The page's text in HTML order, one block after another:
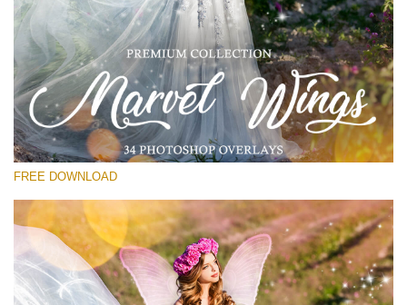
Please select
Free PNG Overlay #12
Small 800*533px
Marvel Wings
(34 Overlays)
Sunlight Collection
(290 Overlays)
Large 6000*4000px
FREE DOWNLOAD